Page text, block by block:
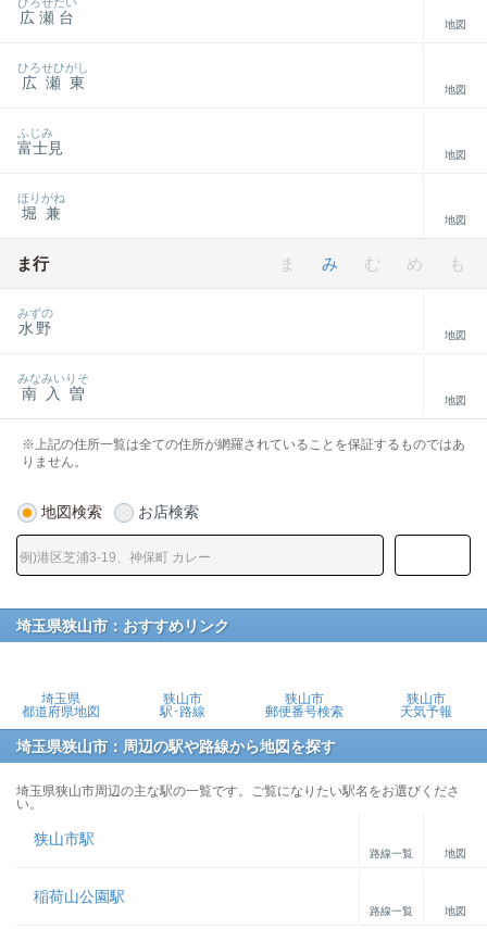
広瀬台 地図
広瀬東
ひろせひがし
地図
富士見
ふじみ
地図
堀兼
ほりがね
地図
ま行 ま み む め も
水野
みずの
地図
南入曽
みなみいりそ
地図
※上記の住所一覧は全ての住所が網羅されていることを保証するものではあ
りません。
地図検索 お店検索
埼玉県狭山市：おすすめリンク
埼玉県
都道府県地図
狭山市
駅･路線
狭山市
郵便番号検索
狭山市
天気予報
埼玉県狭山市：周辺の駅や路線から地図を探す
埼玉県狭山市周辺の主な駅の一覧です。ご覧になりたい駅名をお選びくださ
い。
狭山市駅
路線一覧 地図
稲荷山公園駅
路線一覧 地図